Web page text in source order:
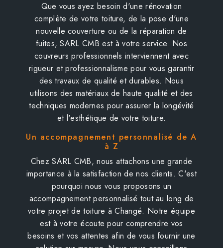
Que vous ayez besoin d'une rénovation
complète de votre toiture, de la pose d'une
nouvelle couverture ou de la réparation de
fuites, SARL CMB est à votre service. Nos
couvreurs professionnels interviennent avec
rigueur et professionnalisme pour vous garantir
des travaux de qualité et durables. Nous
utilisons des matériaux de haute qualité et des
techniques modernes pour assurer la longévité
et l'esthétique de votre toiture.
Un accompagnement personnalisé de A
à Z
Chez SARL CMB, nous attachons une grande
importance à la satisfaction de nos clients. C'est
pourquoi nous vous proposons un
accompagnement personnalisé tout au long de
votre projet de toiture à Changé. Notre équipe
est à votre écoute pour comprendre vos
besoins et vos attentes afin de vous fournir une